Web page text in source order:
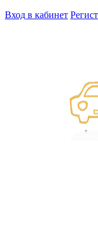
Вход в кабинет